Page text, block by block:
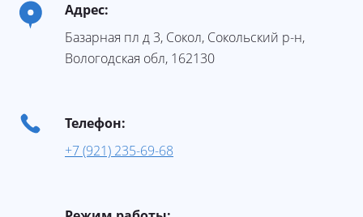
Адрес:
Базарная пл д 3, Сокол, Сокольский р-н,
Вологодская обл, 162130
Телефон:
+7 (921) 235-69-68